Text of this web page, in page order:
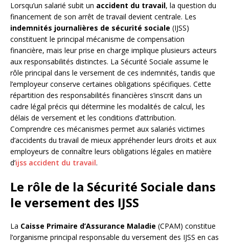
Lorsqu’un salarié subit un accident du travail, la question du
financement de son arrêt de travail devient centrale. Les
indemnités journalières de sécurité sociale (IJSS)
constituent le principal mécanisme de compensation
financière, mais leur prise en charge implique plusieurs acteurs
aux responsabilités distinctes. La Sécurité Sociale assume le
rôle principal dans le versement de ces indemnités, tandis que
l’employeur conserve certaines obligations spécifiques. Cette
répartition des responsabilités financières s’inscrit dans un
cadre légal précis qui détermine les modalités de calcul, les
délais de versement et les conditions d’attribution.
Comprendre ces mécanismes permet aux salariés victimes
d’accidents du travail de mieux appréhender leurs droits et aux
employeurs de connaître leurs obligations légales en matière
d’ijss accident du travail.
Le rôle de la Sécurité Sociale dans
le versement des IJSS
La Caisse Primaire d’Assurance Maladie (CPAM) constitue
l’organisme principal responsable du versement des IJSS en cas